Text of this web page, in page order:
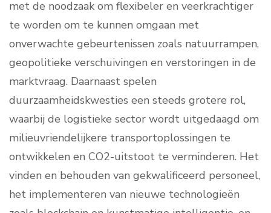
met de noodzaak om flexibeler en veerkrachtiger
te worden om te kunnen omgaan met
onverwachte gebeurtenissen zoals natuurrampen,
geopolitieke verschuivingen en verstoringen in de
marktvraag. Daarnaast spelen
duurzaamheidskwesties een steeds grotere rol,
waarbij de logistieke sector wordt uitgedaagd om
milieuvriendelijkere transportoplossingen te
ontwikkelen en CO2-uitstoot te verminderen. Het
vinden en behouden van gekwalificeerd personeel,
het implementeren van nieuwe technologieën